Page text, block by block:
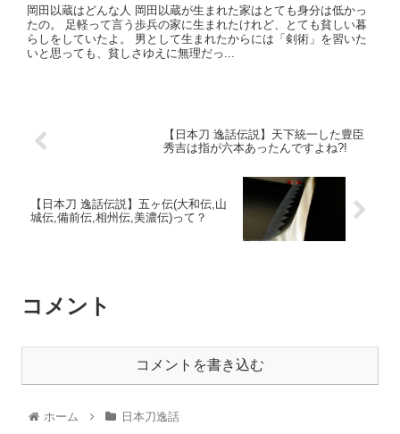
岡田以蔵はどんな人 岡田以蔵が生まれた家はとても身分は低かっ
たの。 足軽って言う歩兵の家に生まれたけれど、とても貧しい暮
らしをしていたよ。 男として生まれたからには「剣術」を習いた
いと思っても、貧しさゆえに無理だっ...
【日本刀 逸話伝説】天下統一した豊臣
秀吉は指が六本あったんですよね?!
【日本刀 逸話伝説】五ヶ伝(大和伝,山
城伝,備前伝,相州伝,美濃伝)って？
コメント
コメントを書き込む
ホーム 日本刀逸話